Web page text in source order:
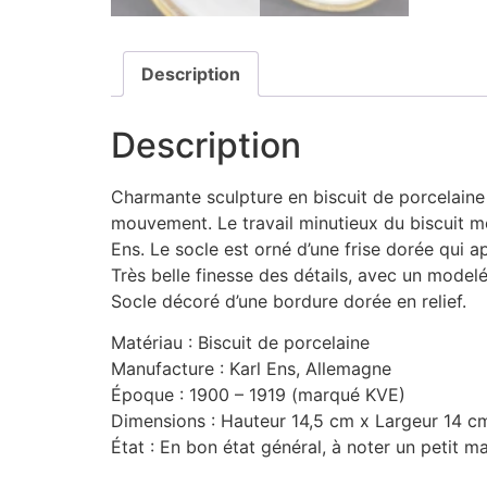
Description
Description
Charmante sculpture en biscuit de
mouvement. Le travail minutieux du biscuit
Ens. Le socle est orné d’une frise dorée qui
Très belle finesse des détails, avec un
Socle décoré d’une bordure dorée en relief.
Matériau : Biscuit de porcelaine
Manufacture : Karl Ens, Allemagne
Époque : 1900 – 1919 (marqué KVE)
Dimensions : Hauteur 14,5 cm x Largeur 14
État : En bon état général, à noter un petit